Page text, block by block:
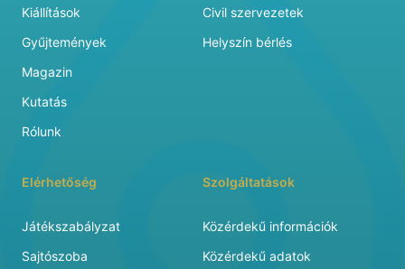
Kiállítások
Gyűjtemények
Magazin
Kutatás
Rólunk
Civil szervezetek
Helyszín bérlés
Elérhetőség
Játékszabályzat
Sajtószoba
Szolgáltatások
Közérdekű információk
Közérdekű adatok